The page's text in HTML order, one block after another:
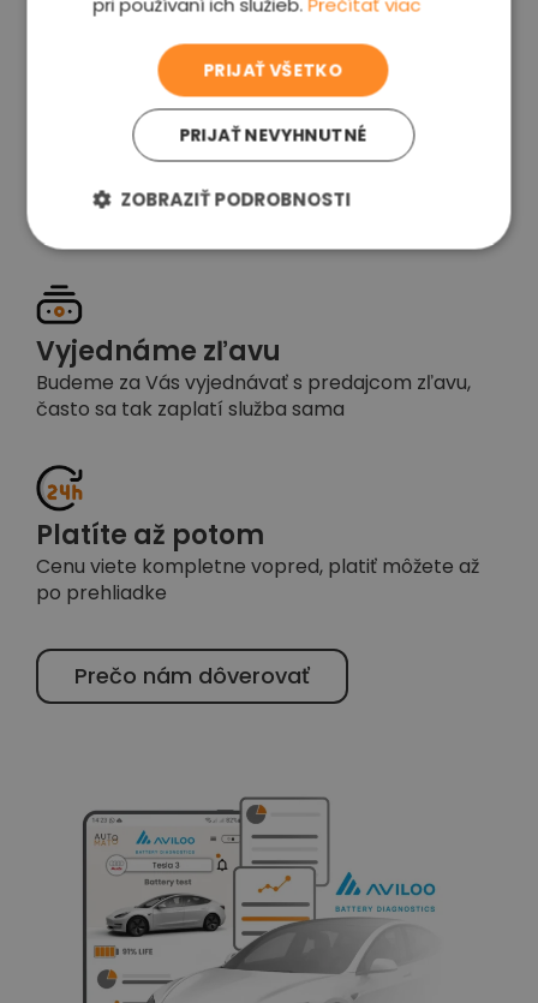
voľba
Garancia spokojnosti
Pokiaľ nebudete s našou prácou spokojní,
Vyjednáme zľavu
Budeme za Vás vyjednávať s predajcom zľavu,
často sa tak zaplatí služba sama
Platíte až potom
Cenu viete kompletne vopred, platiť môžete až
po prehliadke
Prečo nám dôverovať
PRIJAŤ VŠETKO
PRIJAŤ NEVYHNUTNÉ
ZOBRAZIŤ PODROBNOSTI